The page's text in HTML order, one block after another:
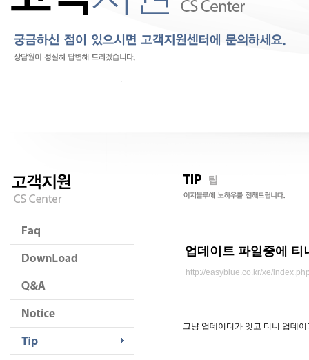
업데이트 파일중에
http://easyblue.co.kr/xe/
그냥 업데이터가 잇고 티니 업데